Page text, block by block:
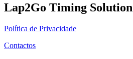
Lap2Go Timing Solution
Política de Privacidade
Contactos